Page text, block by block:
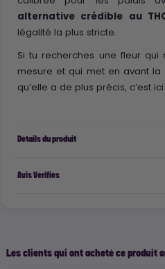
alternative crédible au
légalité la plus stricte.
Si tu recherches une fleur
mesure et qui met en avant la
qu’elle a de plus précis, c’est
Détails du produit
Avis Vérifiés
Les clients qui ont acheté ce produit